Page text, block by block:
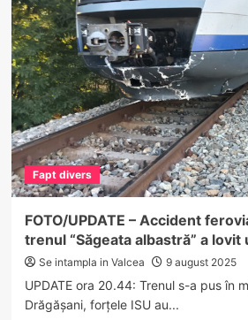
usturătoare
și
permise
reținute
pentru
doi
șoferi
grăbiți
în
Vâlcea
Fapt divers
FOTO/UPDATE – Accident
trenul “Săgeata albastră” a
Se intampla in Valcea 9 august 2025
UPDATE ora 20.44: Trenul s-a pus în
Drăgășani, forțele ISU au...